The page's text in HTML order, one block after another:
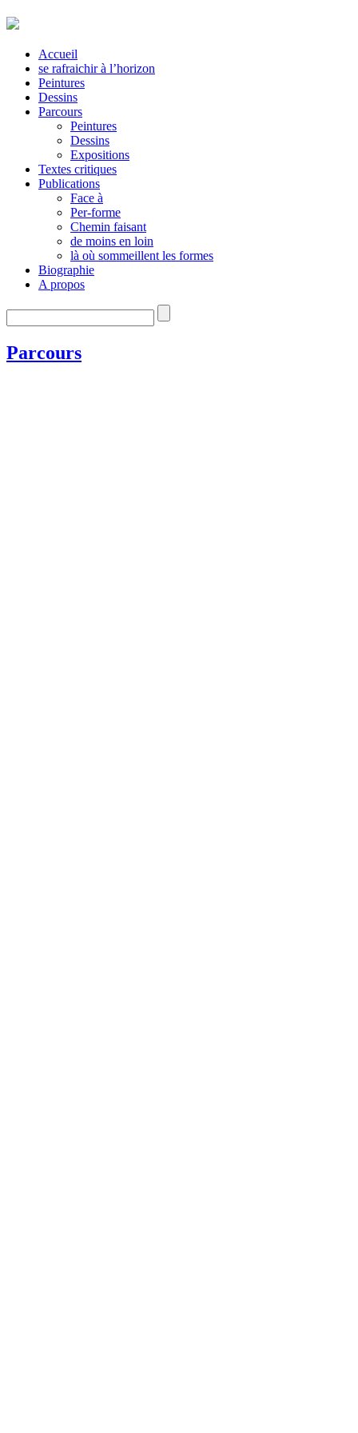
Accueil
se rafraichir à l’horizon
Peintures
Dessins
Parcours
Peintures
Dessins
Expositions
Textes critiques
Publications
Face à
Per-forme
Chemin faisant
de moins en loin
là où sommeillent les formes
Biographie
A propos
Parcours